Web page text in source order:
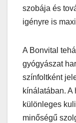
szobája és
igényre is
A Bonvital
gyógyászat
színfoltként
kínálatában. A
különleges
minőségű